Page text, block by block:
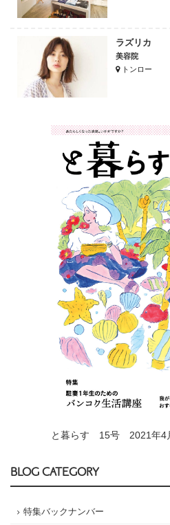
ラズリカ
美容院
トンロー
と暮らす 15号 2021年4
BLOG CATEGORY
特集バックナンバー